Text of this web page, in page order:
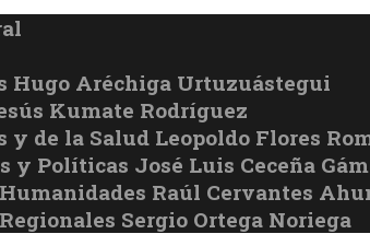
Hugo Aréchiga Urtuzuástegui
Kumate Rodríguez
y de la Salud Leopoldo Flores
y Políticas José Luis Ceceña
Raúl Cervantes
Sergio Ortega Noriega